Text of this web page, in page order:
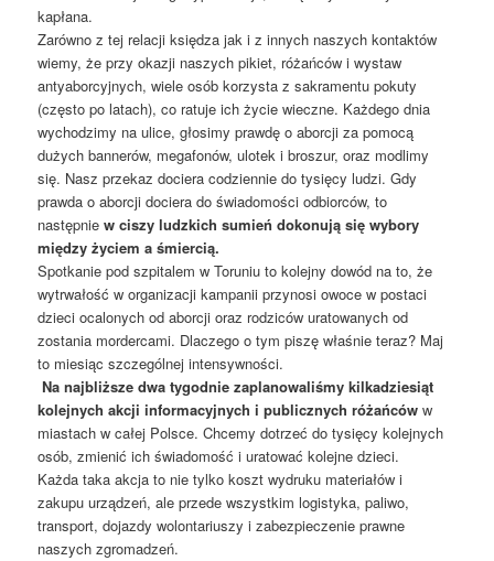
kapłana.
Zarówno z tej relacji księdza jak i z innych naszych kontaktów
wiemy, że przy okazji naszych pikiet, różańców i wystaw
antyaborcyjnych, wiele osób korzysta z sakramentu pokuty
(często po latach), co ratuje ich życie wieczne. Każdego dnia
wychodzimy na ulice, głosimy prawdę o aborcji za pomocą
dużych bannerów, megafonów, ulotek i broszur, oraz modlimy
się. Nasz przekaz dociera codziennie do tysięcy ludzi. Gdy
prawda o aborcji dociera do świadomości odbiorców, to
następniew ciszy ludzkich sumień dokonują się wybory
między życiem a śmiercią.
Spotkanie pod szpitalem w Toruniu to kolejny dowód na to, że
wytrwałość w organizacji kampanii przynosi owoce w postaci
dzieci ocalonych od aborcji oraz rodziców uratowanych od
zostania mordercami. Dlaczego o tym piszę właśnie teraz? Maj
to miesiąc szczególnej intensywności.
Na najbliższe dwa tygodnie zaplanowaliśmy kilkadziesiąt
kolejnych akcji informacyjnych i publicznych różańców w
miastach w całej Polsce. Chcemy dotrzeć do tysięcy kolejnych
osób, zmienić ich świadomość i uratować kolejne dzieci.
Każda taka akcja to nie tylko koszt wydruku materiałów i
zakupu urządzeń, ale przede wszystkim logistyka, paliwo,
transport, dojazdy wolontariuszy i zabezpieczenie prawne
naszych zgromadzeń.